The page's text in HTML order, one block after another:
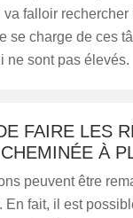
falloir
se charge de ces
ne sont pas élevés.
FAIRE LES
À
peuvent être
En fait, il est